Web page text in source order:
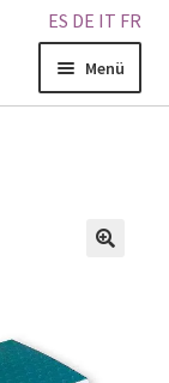
ES DE IT FR
Menü